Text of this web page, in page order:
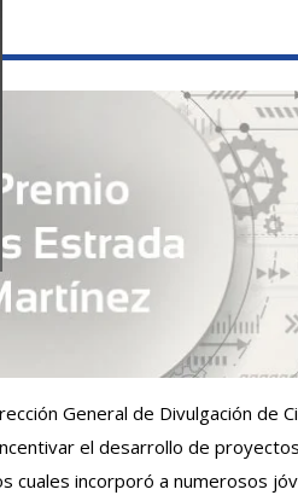
General de Divulgación de
el desarrollo de
cuales incorporó a numerosos